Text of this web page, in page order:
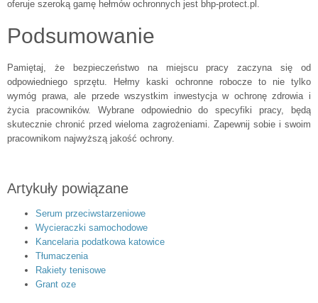
oferuje szeroką gamę hełmów ochronnych jest bhp-protect.pl.
Podsumowanie
Pamiętaj, że bezpieczeństwo na miejscu pracy zaczyna się od
odpowiedniego sprzętu. Hełmy kaski ochronne robocze to nie tylko
wymóg prawa, ale przede wszystkim inwestycja w ochronę zdrowia i
życia pracowników. Wybrane odpowiednio do specyfiki pracy, będą
skutecznie chronić przed wieloma zagrożeniami. Zapewnij sobie i swoim
pracownikom najwyższą jakość ochrony.
Artykuły powiązane
Serum przeciwstarzeniowe
Wycieraczki samochodowe
Kancelaria podatkowa katowice
Tłumaczenia
Rakiety tenisowe
Grant oze